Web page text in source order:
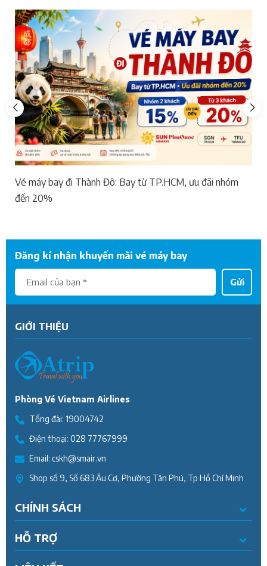
Vé máy bay đi Thành Đô: Bay từ TP.HCM, ưu đãi nhóm
đến 20%
Đăng kí nhận khuyến mãi vé máy bay
Gửi
GIỚI THIỆU
Phòng Vé Vietnam Airlines
Tổng đài: 19004742
Điện thoại: 028 77767999
Email: cskh@smair.vn
Shop số 9, Số 683 Âu Cơ, Phường Tân Phú, Tp Hồ Chí Minh
CHÍNH SÁCH
HỖ TRỢ